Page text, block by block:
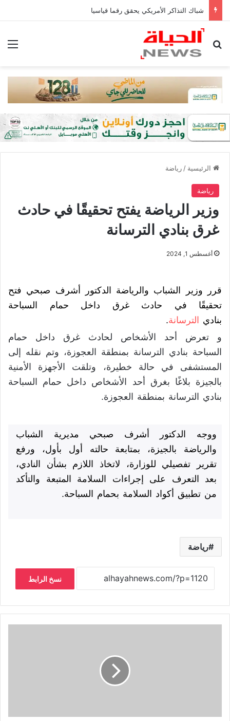
شباك التذاكر الأمريكي يحقق رقما قياسيا
بحث عن
الرئيسية / رياضة
رياضة
وزير الرياضة يفتح تحقيقًا في حادث
غرق بنادي الترسانة
أغسطس 1, 2024
قرر وزير الشباب والرياضة الدكتور أشرف صبحي فتح
تحقيقًا في حادث غرق داخل حمام السباحة
بنادي
الترسانة.
و تعرض أحد الأشخاص لحادث غرق داخل حمام
السباحة بنادي الترسانة بمنطقة العجوزة، وتم نقله إلى
المستشفى في حالة خطيرة، وتلقت الأجهزة الأمنية
بالجيزة بلاغًا بغرق أحد الأشخاص داخل حمام السباحة
بنادي الترسانة بمنطقة العجوزة.
ووجه الدكتور أشرف صبحي مديرية الشباب
والرياضة بالجيزة، بمتابعة حالته أول بأول، ورفع
تقرير تفصيلي للوزارة، لاتخاذ اللازم بشأن النادي،
بعد التعرف على إجراءات السلامة المتبعة والتأكد
من تطبيق أكواد السلامة بحمام السباحة.
رياضة
نسخ الرابط